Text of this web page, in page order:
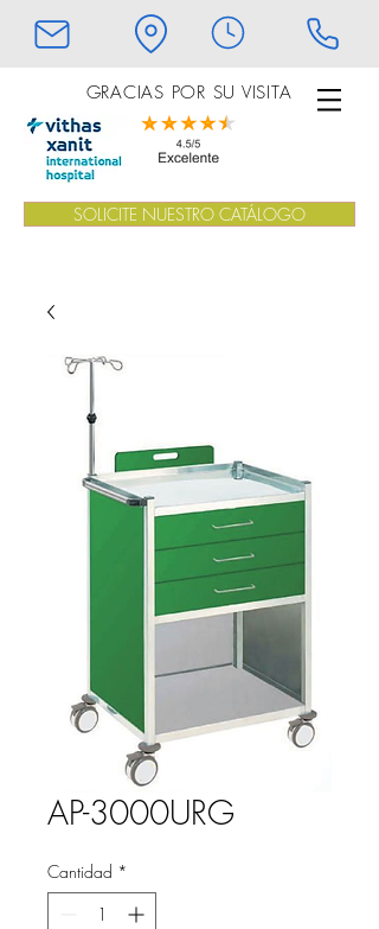
GRACIAS POR SU VISITA
SOLICITE NUESTRO CATÁLOGO
AP-3000URG
Cantidad *